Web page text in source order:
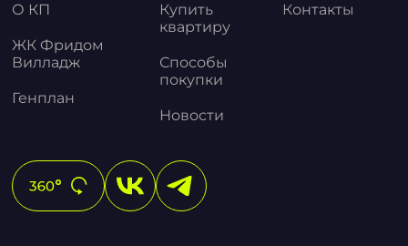
О КП
ЖК Фридом
Вилладж
Генплан
Купить
квартиру
Способы
покупки
Новости
Контакты